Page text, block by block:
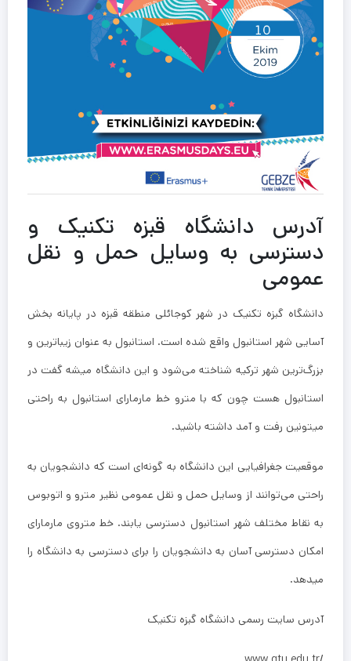
آدرس دانشگاه قبزه تکنیک و
دسترسی به وسایل حمل و نقل
عمومی
دانشگاه گبزه تکنیک در شهر کوجائلی منطقه قبزه در پایانه بخش
آسایی شهر استانبول واقع شده است. استانبول به عنوان زیباترین و
بزرگ‌ترین شهر ترکیه شناخته می‌شود و این دانشگاه میشه گفت در
استانبول هست چون که با مترو خط مارمارای استانبول به راحتی
میتونین رفت و آمد داشته باشید.
موقعیت جغرافیایی این دانشگاه به گونه‌ای است که دانشجویان به
راحتی می‌توانند از وسایل حمل و نقل عمومی نظیر مترو و اتوبوس
به نقاط مختلف شهر استانبول دسترسی یابند. خط متروی مارمارای
امکان دسترسی آسان به دانشجویان را برای دسترسی به دانشگاه را
میدهد.
آدرس سایت رسمی دانشگاه گبزه تکنیک